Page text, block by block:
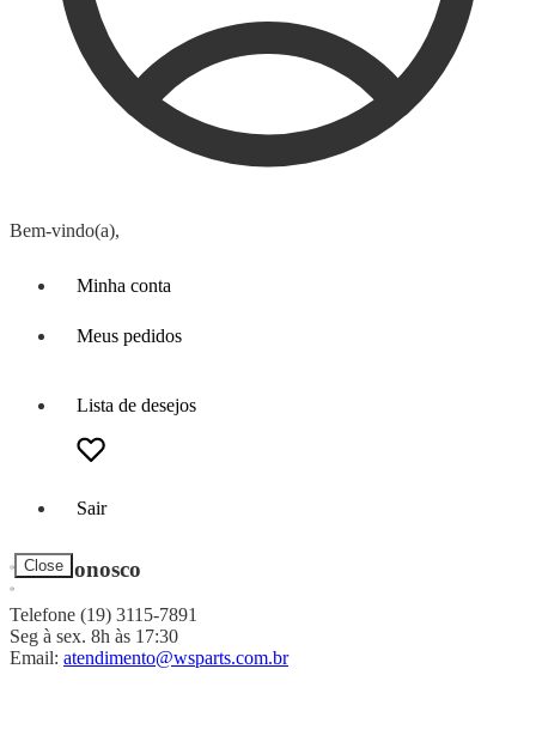
Bem-vindo(a),
Minha conta
Meus pedidos
Lista de desejos
Sair
Close
Fale Conosco
Telefone (19) 3115-7891
Seg à sex. 8h às 17:30
Email: atendimento@wsparts.com.br